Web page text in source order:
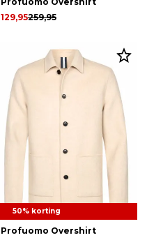
259,95
129,95
50% korting
Profuomo Overshirt